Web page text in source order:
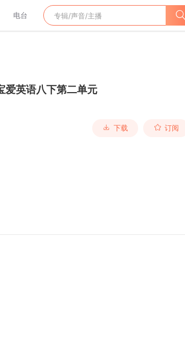
电台
爱英语八下第二单元
下载 订阅